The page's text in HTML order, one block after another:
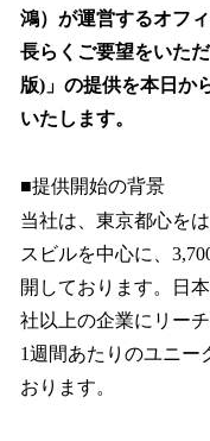
鴻）が運営するオフ
長らくご要望をいた
版)」の提供を本日か
いたします。
■提供開始の背景
当社は、東京都心を
スビルを中心に、
開しております。日
社以上の企業にリー
1週間あたりのユニー
おります。